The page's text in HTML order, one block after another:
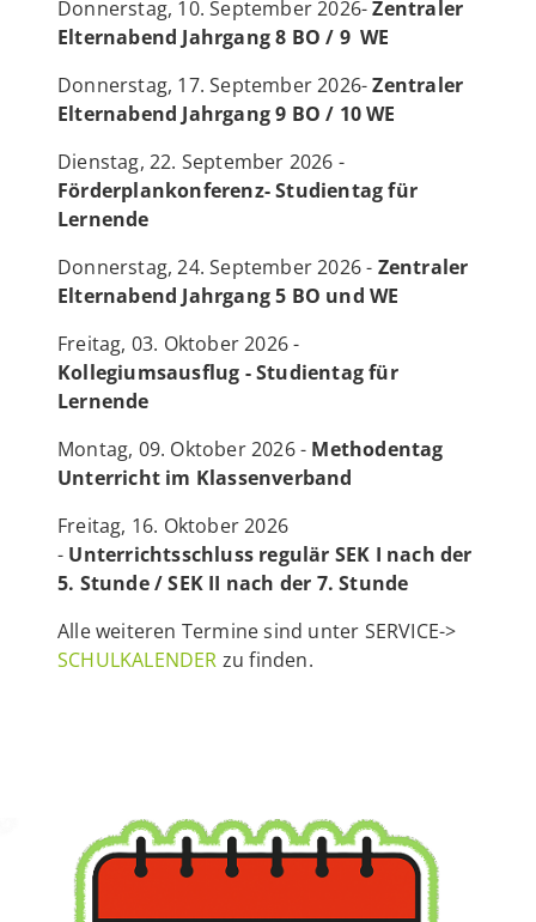
Donnerstag, 10. September 2026-Zentraler
Elternabend Jahrgang 8 BO / 9 WE
Donnerstag, 17. September 2026-Zentraler
Elternabend Jahrgang 9 BO / 10 WE
Dienstag, 22. September 2026 -
Förderplankonferenz- Studientag für
Lernende
Donnerstag, 24. September 2026 - Zentraler
Elternabend Jahrgang 5 BO und WE
Freitag, 03. Oktober 2026 -
Kollegiumsausflug - Studientag für
Lernende
Montag, 09. Oktober 2026 - Methodentag
Unterricht im Klassenverband
Freitag, 16. Oktober 2026
- Unterrichtsschluss regulär SEK I nach der
5. Stunde / SEK II nach der 7. Stunde
Alle weiteren Termine sind unter SERVICE->
SCHULKALENDER zu finden.